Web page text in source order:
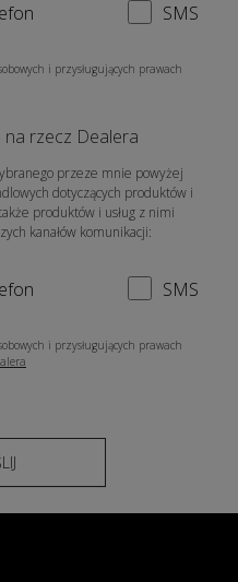
SMS
i przysługujących prawach
rzecz Dealera
przeze mnie powyżej
dotyczących produktów i
produktów i usług z nimi
kanałów komunikacji:
SMS
i przysługujących prawach